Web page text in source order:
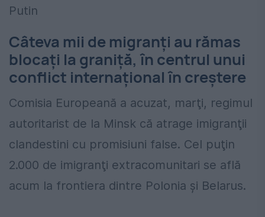
Putin
Câteva mii de migranți au rămas
blocați la graniță, în centrul unui
conflict internațional în creștere
Comisia Europeană a acuzat, marţi, regimul
autoritarist de la Minsk că atrage imigranţii
clandestini cu promisiuni false. Cel puţin
2.000 de imigranţi extracomunitari se află
acum la frontiera dintre Polonia şi Belarus.